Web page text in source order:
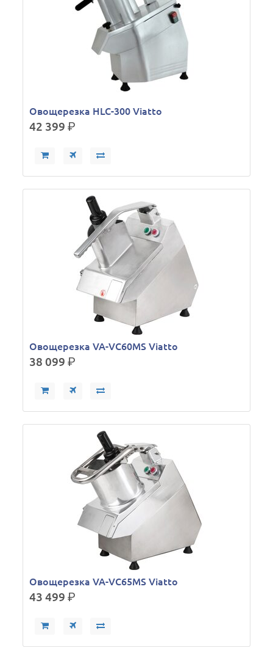
Овощерезка HLC-300 Viatto
42 399р.
Овощерезка VA-VC60MS Viatto
38 099р.
Овощерезка VA-VC65MS Viatto
43 499р.